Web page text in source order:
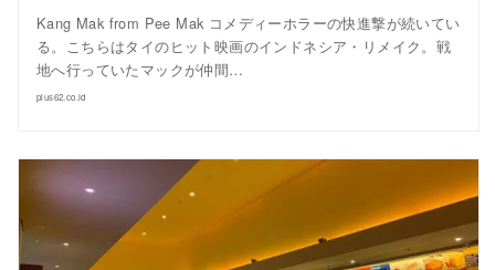
Kang Mak from Pee Mak コメディーホラーの快進撃が続いてい
る。こちらはタイのヒット映画のインドネシア・リメイク。戦
地へ行っていたマックが仲間…
plus62.co.id